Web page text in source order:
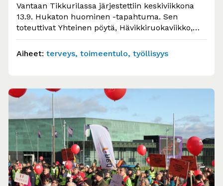
Vantaan Tikkurilassa järjestettiin keskiviikkona
13.9. Hukaton huominen -tapahtuma. Sen
toteuttivat Yhteinen pöytä, Hävikkiruokaviikko,
Työttömien Keskusjärjestö, Ohjaamo Vantaa,
Kirkko Vantaalla, Vantaan…
Aiheet: terveys toimeentulo työllisyys